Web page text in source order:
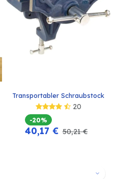
Transportabler Schraubstock
20
-20%
40,17€ 50,21€